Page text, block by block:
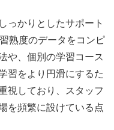
っかりとしたサポート
熟度のデータをコンピ
や、個別の学習コース
習をより円滑にするた
視しており、スタッフ
を頻繁に設けている点